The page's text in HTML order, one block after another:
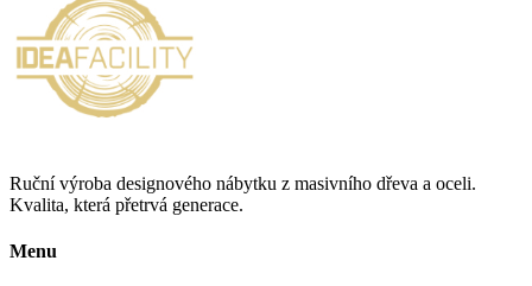
Ruční výroba designového nábytku z masivního dřeva a oceli.
Kvalita, která přetrvá generace.
Menu